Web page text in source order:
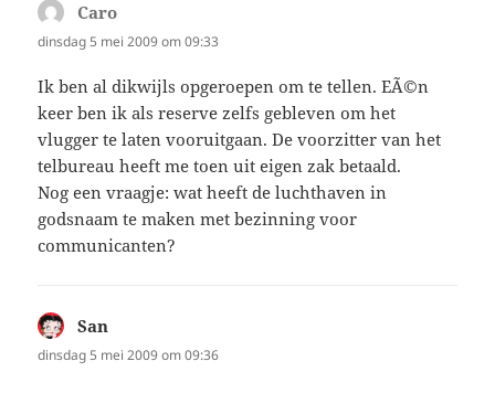
Caro
dinsdag 5 mei 2009 om 09:33
Ik ben al dikwijls opgeroepen om te tellen. EÃ©n
keer ben ik als reserve zelfs gebleven om het
vlugger te laten vooruitgaan. De voorzitter van het
telbureau heeft me toen uit eigen zak betaald.
Nog een vraagje: wat heeft de luchthaven in
godsnaam te maken met bezinning voor
communicanten?
San
dinsdag 5 mei 2009 om 09:36